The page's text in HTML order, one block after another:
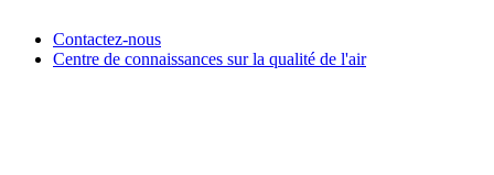
Contactez-nous
Centre de connaissances sur la qualité de l'air